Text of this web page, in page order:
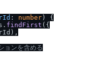
: number) {
. findFirst ({
ョンを含める